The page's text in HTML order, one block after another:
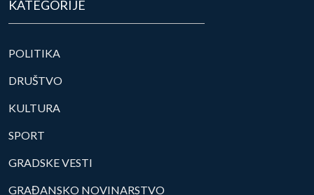
KATEGORIJE
POLITIKA
DRUŠTVO
KULTURA
SPORT
GRADSKE VESTI
GRAĐANSKO NOVINARSTVO